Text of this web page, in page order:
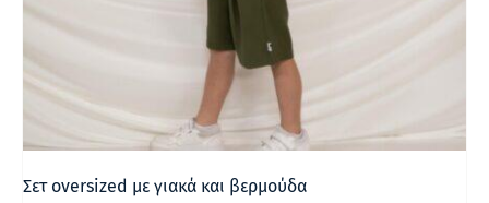
Σετ oversized με γιακά και βερμούδα